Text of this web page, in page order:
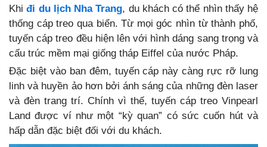
Khiđi du lịch Nha Trang, du khách có thể nhìn thấy hệ
thống cáp treo qua biển. Từ mọi góc nhìn từ thành phố,
tuyến cáp treo đều hiện lên với hình dáng sang trọng và
cấu trúc mềm mại giống tháp Eiffel của nước Pháp.
Đặc biệt vào ban đêm, tuyến cáp này càng rực rỡ lung
linh và huyền ảo hơn bởi ánh sáng của những đèn laser
và đèn trang trí. Chính vì thế, tuyến cáp treo Vinpearl
Land được ví như một “kỳ quan” có sức cuốn hút và
hấp dẫn đặc biệt đối với du khách.